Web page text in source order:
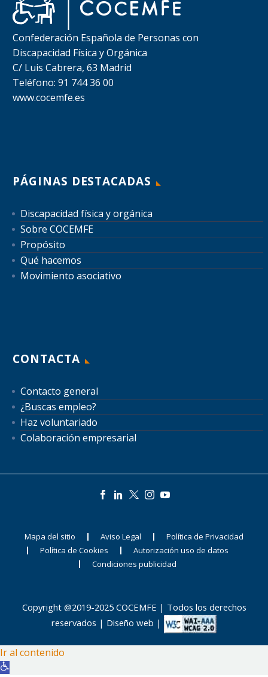
Confederación Española de Personas con
Discapacidad Física y Orgánica
C/ Luis Cabrera, 63 Madrid
Teléfono: 91 744 36 00
www.cocemfe.es
PÁGINAS DESTACADAS
Discapacidad física y orgánica
Sobre COCEMFE
Propósito
Qué hacemos
Movimiento asociativo
CONTACTA
Contacto general
¿Buscas empleo?
Haz voluntariado
Colaboración empresarial
Mapa del sitio Aviso Legal
Política de Privacidad
Política de Cookies
Autorización uso de datos
Condiciones publicidad
Copyright @2019-2025 COCEMFE | Todos los derechos
reservados | Diseño web |
Ir al contenido
Abrir